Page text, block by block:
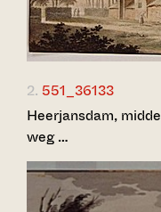
2. 551_36133
Heerjansdam,
weg …